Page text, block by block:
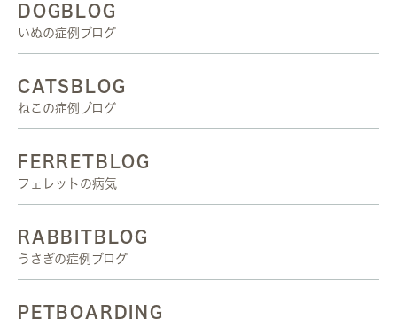
DOGBLOG
いぬの症例ブログ
CATSBLOG
ねこの症例ブログ
FERRETBLOG
フェレットの病気
RABBITBLOG
うさぎの症例ブログ
PETBOARDING